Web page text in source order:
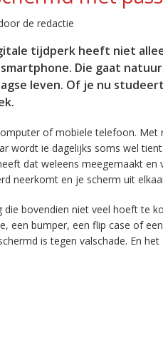
de redactie
tijdperk heeft niet
Die gaat
leven. Of je nu
of mobiele telefoon.
wordt ie dagelijks soms wel
dat weleens meegemaakt
neerkomt en je scherm uit
bovendien niet veel hoeft te
een bumper, een flip case of
is tegen valschade. En